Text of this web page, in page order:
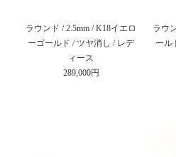
ラウンド / 2.5mm / K18イエロ
ーゴールド / ツヤ消し / レデ
ィース
289,000円
ラウ
ール